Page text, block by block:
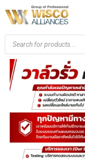
HOME
ABOUT
US
PRODUCT
CATALOG
KNOWLEDGE